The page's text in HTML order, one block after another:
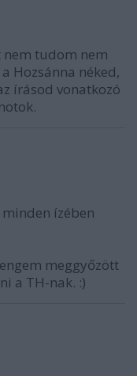
tudom nem
Hozsánna néked,
írásod vonatkozó
minden ízében
meggyőzött
a TH-nak. :)